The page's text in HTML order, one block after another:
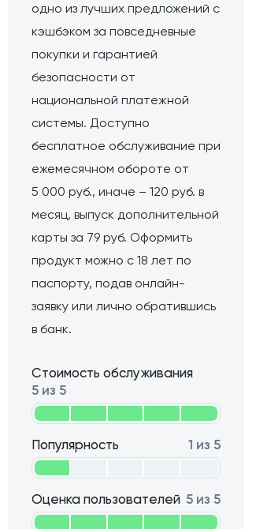
одно из лучших предложений с
кэшбэком за повседневные
покупки и гарантией
безопасности от
национальной платежной
системы. Доступно
бесплатное обслуживание при
ежемесячном обороте от
5 000 руб., иначе – 120 руб. в
месяц, выпуск дополнительной
карты за 79 руб. Оформить
продукт можно с 18 лет по
паспорту, подав онлайн-
заявку или лично обратившись
в банк.
Стоимость обслуживания
5 из 5
Популярность 1 из 5
Оценка пользователей 5 из 5